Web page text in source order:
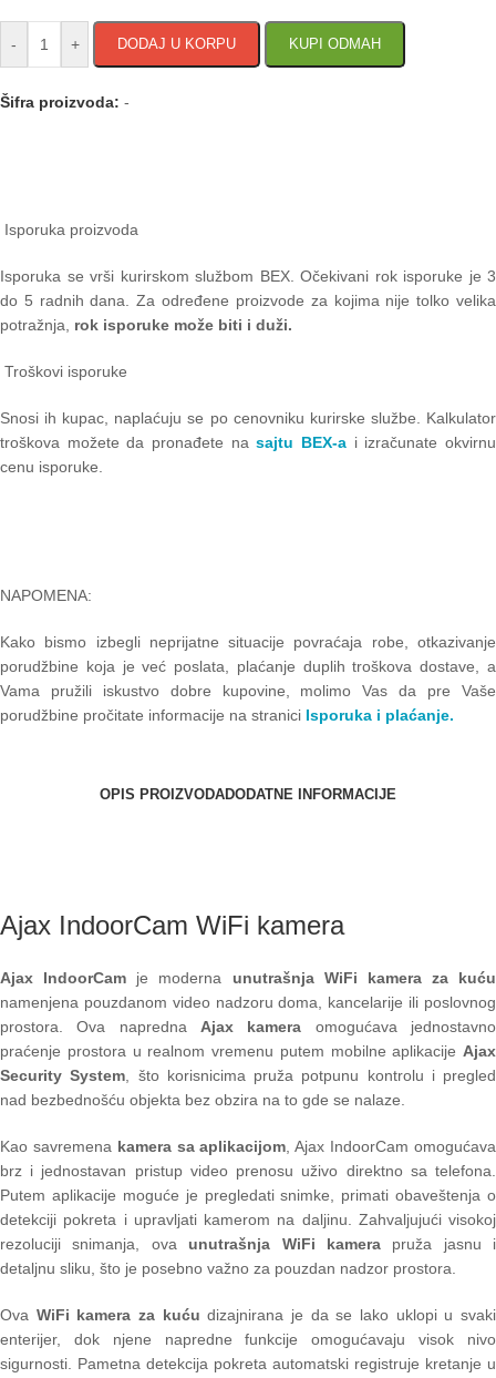
- + DODAJ U KORPU KUPI ODMAH
Šifra proizvoda: -
Isporuka proizvoda
Isporuka se vrši kurirskom službom BEX. Očekivani rok isporuke je 3
do 5 radnih dana. Za određene proizvode za kojima nije tolko velika
potražnja, rok isporuke može biti i duži.
Troškovi isporuke
Snosi ih kupac, naplaćuju se po cenovniku kurirske službe. Kalkulator
troškova možete da pronađete nasajtu BEX-a i izračunate okvirnu
cenu isporuke.
NAPOMENA:
Kako bismo izbegli neprijatne situacije povraćaja robe, otkazivanje
porudžbine koja je već poslata, plaćanje duplih troškova dostave, a
Vama pružili iskustvo dobre kupovine, molimo Vas da pre Vaše
porudžbine pročitate informacije na stranici Isporuka i plaćanje.
OPIS PROIZVODADODATNE INFORMACIJE
Ajax IndoorCam WiFi kamera
Ajax IndoorCam je moderna unutrašnja WiFi kamera za kuću
namenjena pouzdanom video nadzoru doma, kancelarije ili poslovnog
prostora. Ova napredna Ajax kamera omogućava jednostavno
praćenje prostora u realnom vremenu putem mobilne aplikacije Ajax
Security System , što korisnicima pruža potpunu kontrolu i pregled
nad bezbednošću objekta bez obzira na to gde se nalaze.
Kao savremena kamera sa aplikacijom , Ajax IndoorCam omogućava
brz i jednostavan pristup video prenosu uživo direktno sa telefona.
Putem aplikacije moguće je pregledati snimke, primati obaveštenja o
detekciji pokreta i upravljati kamerom na daljinu. Zahvaljujući visokoj
rezoluciji snimanja, ova unutrašnja WiFi kamerapruža jasnu i
detaljnu sliku, što je posebno važno za pouzdan nadzor prostora.
Ova WiFi kamera za kuću dizajnirana je da se lako uklopi u svaki
enterijer, dok njene napredne funkcije omogućavaju visok nivo
sigurnosti. Pametna detekcija pokreta automatski registruje kretanje u